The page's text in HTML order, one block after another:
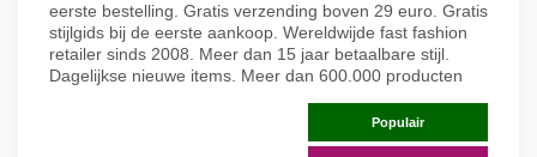
eerste bestelling. Gratis verzending boven 29 euro. Gratis
stijlgids bij de eerste aankoop. Wereldwijde fast fashion
retailer sinds 2008. Meer dan 15 jaar betaalbare stijl.
Dagelijkse nieuwe items. Meer dan 600.000 producten
Populair